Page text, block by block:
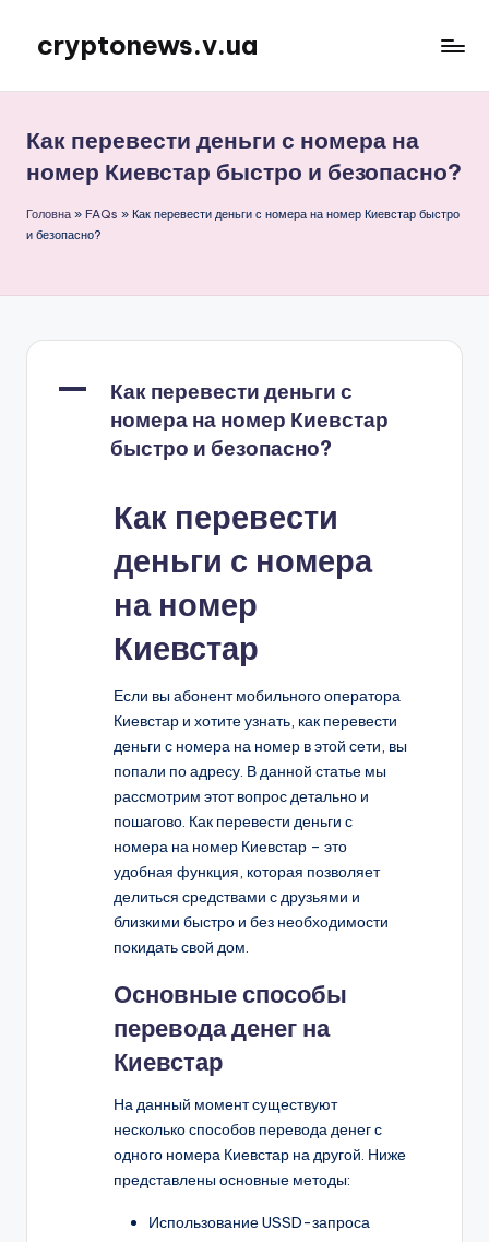
Перейти
вмісту
cryptonews.v.ua
криптовалют,
аналітика,
курси,
та
Как перевести деньги с номера на
номер Киевстар быстро и безопасно?
Головна » FAQs » Как перевести деньги с номера на номер Киевстар быстро
и безопасно?
A
Как перевести деньги с
номера на номер Киевстар
быстро и безопасно?
Как перевести
деньги с номера
на номер
Киевстар
Если вы абонент мобильного оператора
Киевстар и хотите узнать, как перевести
деньги с номера на номер в этой сети, вы
попали по адресу. В данной статье мы
рассмотрим этот вопрос детально и
пошагово. Как перевести деньги с
номера на номер Киевстар – это
удобная функция, которая позволяет
делиться средствами с друзьями и
близкими быстро и без необходимости
покидать свой дом.
Основные способы
перевода денег на
Киевстар
На данный момент существуют
несколько способов перевода денег с
одного номера Киевстар на другой. Ниже
представлены основные методы:
Использование USSD-запроса